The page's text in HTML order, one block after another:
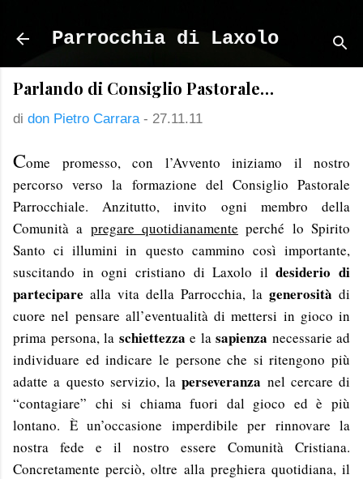
Parrocchia di Laxolo
Parlando di Consiglio Pastorale…
di don Pietro Carrara - 27.11.11
Come promesso, con l’Avvento iniziamo il nostro
percorso verso la formazione del Consiglio Pastorale
Parrocchiale. Anzitutto, invito ogni membro della
Comunità a pregare quotidianamente perché lo Spirito
Santo ci illumini in questo cammino così importante,
suscitando in ogni cristiano di Laxolo ildesiderio di
partecipare alla vita della Parrocchia, la generosità di
cuore nel pensare all’eventualità di mettersi in gioco in
prima persona, la schiettezza e la sapienza necessarie ad
individuare ed indicare le persone che si ritengono più
adatte a questo servizio, laperseveranza nel cercare di
“contagiare” chi si chiama fuori dal gioco ed è più
lontano. È un’occasione imperdibile per rinnovare la
nostra fede e il nostro essere Comunità Cristiana.
Concretamente perciò, oltre alla preghiera quotidiana, il